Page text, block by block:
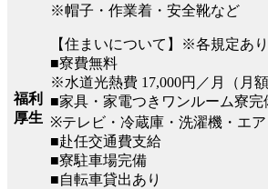
福利
厚生
※帽子・作業着・安全靴など
【住まいについて】※各規定あり
■寮費無料
※水道光熱費 17,000円／月（月額
■家具・家電つきワンルーム寮完
※テレビ・冷蔵庫・洗濯機・エア
■赴任交通費支給
■寮駐車場完備
■自転車貸出あり